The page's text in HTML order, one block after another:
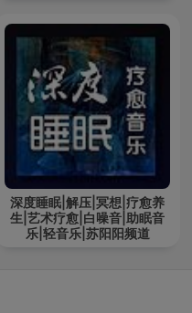
深度睡眠|解压|冥想|疗愈养
生|艺术疗愈|白噪音|助眠音
乐|轻音乐|苏阳阳频道